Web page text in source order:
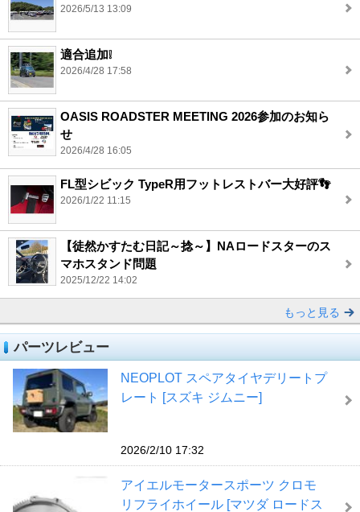
2026/5/13 13:09
適合追加❕
2026/4/28 17:58
OASIS ROADSTER MEETING 2026参加のお知ら
せ
2026/4/28 16:05
FL型シビック TypeR用フットレストバー大好評👣
2026/1/22 11:15
【徒然かすたむ日記～捻～】NAロードスターのス
マホスタンド問題
2025/12/22 14:02
もっと見る
パーツレビュー
NEOPLOT スペアタイヤデリートプ
レート [スズキ ジムニー]
2026/2/10 17:32
アイエルモータースポーツ クロモ
リフライホイール [マツダ ロードス